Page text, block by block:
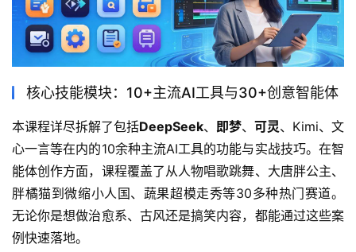
核心技能模块：10+主流AI工具与30+创意智能体
本课程详尽拆解了包括DeepSeek、 即梦、 可灵、Kimi、文
心一言等在内的10余种主流AI工具的功能与实战技巧。在智
能体创作方面，课程覆盖了从人物唱歌跳舞、大唐胖公主、
胖橘猫到微缩小人国、蔬果超模走秀等30多种热门赛道。
无论你是想做治愈系、古风还是搞笑内容，都能通过这些案
例快速落地。